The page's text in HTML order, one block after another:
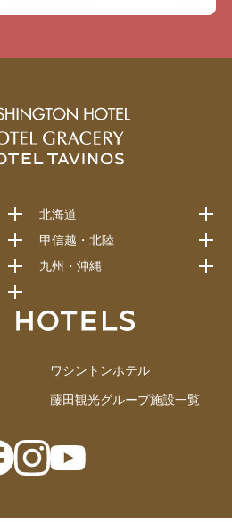
ワシントンホテル
藤田観光グループ施設一覧
北海道
甲信越・北陸
九州・沖縄